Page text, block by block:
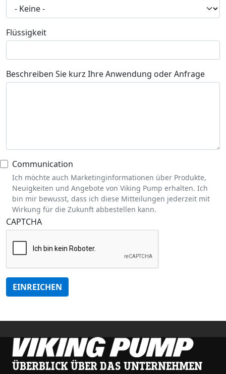
Flüssigkeit
Beschreiben Sie kurz Ihre Anwendung oder Anfrage
Communication
Ich möchte auch Marketinginformationen über Produkte,
Neuigkeiten und Angebote von Viking Pump erhalten. Ich
bin mir bewusst, dass ich diese Mitteilungen jederzeit mit
Wirkung für die Zukunft abbestellen kann.
CAPTCHA
EINREICHEN
ÜBERBLICK ÜBER DAS UNTERNEHMEN